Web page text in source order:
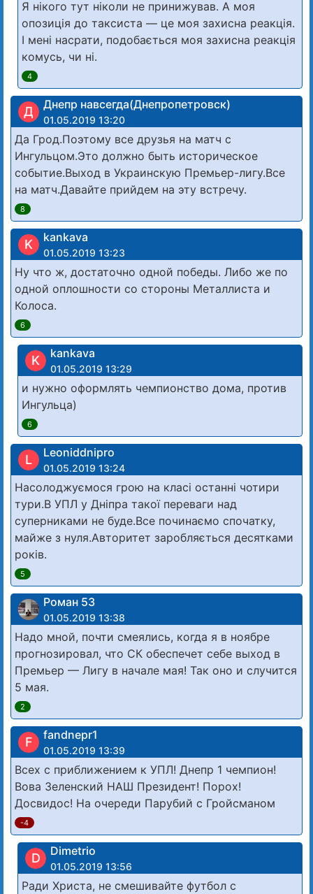
Я нікого тут ніколи не принижував. А моя
опозиція до таксиста — це моя захисна реакція.
І мені насрати, подобається моя захисна реакція
комусь, чи ні.
4
Д Днепр навсегда(Днепропетровск)
01.05.2019 13:20
Да Грод.Поэтому все друзья на матч с
Ингульцом.Это должно быть историческое
событие.Выход в Украинскую Премьер-лигу.Все
на матч.Давайте прийдем на эту встречу.
8
K kankava
01.05.2019 13:23
Ну что ж, достаточно одной победы. Либо же по
одной оплошности со стороны Металлиста и
Колоса.
6
K kankava
01.05.2019 13:29
и нужно оформлять чемпионство дома, против
Ингульца)
6
L Leoniddnipro
01.05.2019 13:24
Насолоджуємося грою на класі останні чотири
тури.В УПЛ у Дніпра такої переваги над
суперниками не буде.Все починаємо спочатку,
майже з нуля.Авторитет заробляється десятками
років.
5
Роман 53
01.05.2019 13:38
Надо мной, почти смеялись, когда я в ноябре
прогнозировал, что СК обеспечет себе выход в
Премьер — Лигу в начале мая! Так оно и случится
5 мая.
2
F fandnepr1
01.05.2019 13:39
Всех с приближением к УПЛ! Днепр 1 чемпион!
Вова Зеленский НАШ Президент! Порох!
Досвидос! На очереди Парубий с Гройсманом
-4
D Dimetrio
01.05.2019 13:56
Ради Христа, не смешивайте футбол с